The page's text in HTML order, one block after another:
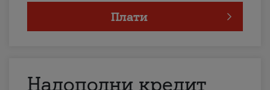
Плати
Надополни кредит